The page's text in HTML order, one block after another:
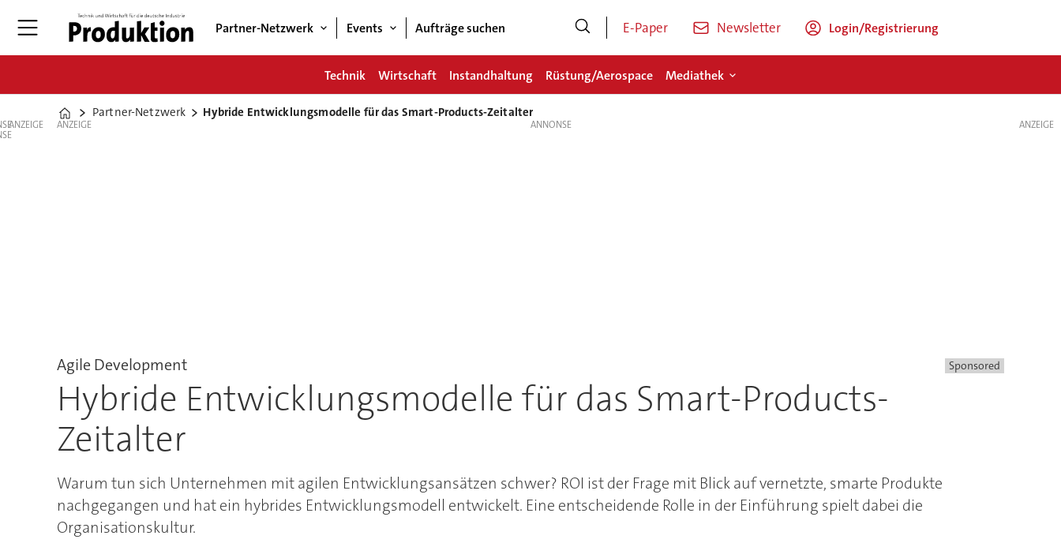
Partner-Netzwerk Events Aufträge suchen E-Paper Newsletter Login/Registrierung
Technik Wirtschaft Instandhaltung Rüstung/Aerospace Mediathek
Home
Partner-Netzwerk Hybride Entwicklungsmodelle für das Smart-Products-Zeitalter
ANZEIGE ANZEIGE
Agile Development Sponsored
Hybride Entwicklungsmodelle für das Smart-Products-
Zeitalter
Warum tun sich Unternehmen mit agilen Entwicklungsansätzen schwer? ROI ist der Frage mit Blick auf vernetzte, smarte Produkte
nachgegangen und hat ein hybrides Entwicklungsmodell entwickelt. Eine entscheidende Rolle in der Einführung spielt dabei die
Organisationskultur.
ANZEIGE